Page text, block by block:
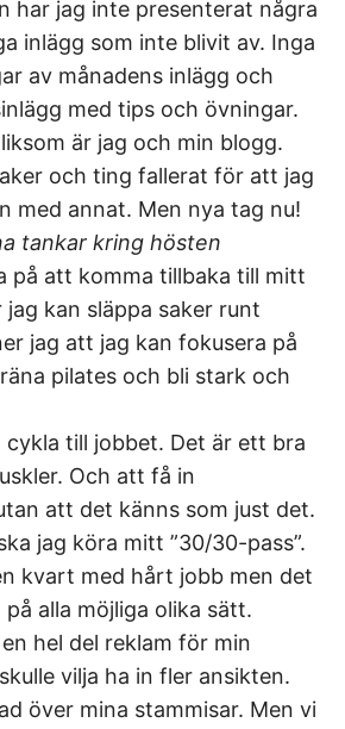
har jag inte presenterat några
inlägg som inte blivit av. Inga
av månadens inlägg och
med tips och övningar.
är jag och min blogg.
och ting fallerat för att jag
med annat. Men nya tag nu!
tankar kring hösten
på att komma tillbaka till mitt
kan släppa saker runt
jag att jag kan fokusera på
pilates och bli stark och
till jobbet. Det är ett bra
Och att få in
att det känns som just det.
jag köra mitt ”30/30-pass”.
kvart med hårt jobb men det
alla möjliga olika sätt.
hel del reklam för min
vilja ha in fler ansikten.
över mina stammisar. Men vi